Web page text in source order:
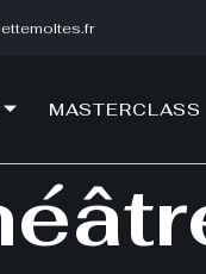
MASTERCLASS